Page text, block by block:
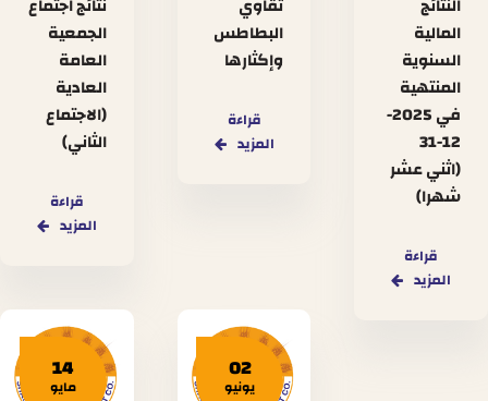
النتائج
المالية
السنوية
المنتهية
في 2025-
12-31
(اثني عشر
شهرا)
قراءة
المزيد
تقاوي
البطاطس
وإكثارها
قراءة
المزيد
نتائج اجتماع
الجمعية
العامة
العادية
(الاجتماع
الثاني)
قراءة
المزيد
02
يونيو
14
مايو